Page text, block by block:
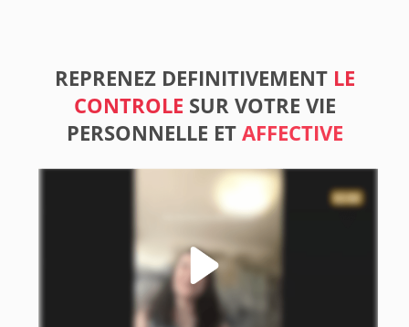
REPRENEZ DEFINITIVEMENT LE
CONTROLE SUR VOTRE VIE
PERSONNELLE ET AFFECTIVE